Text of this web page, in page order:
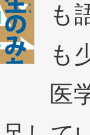
も
も
医